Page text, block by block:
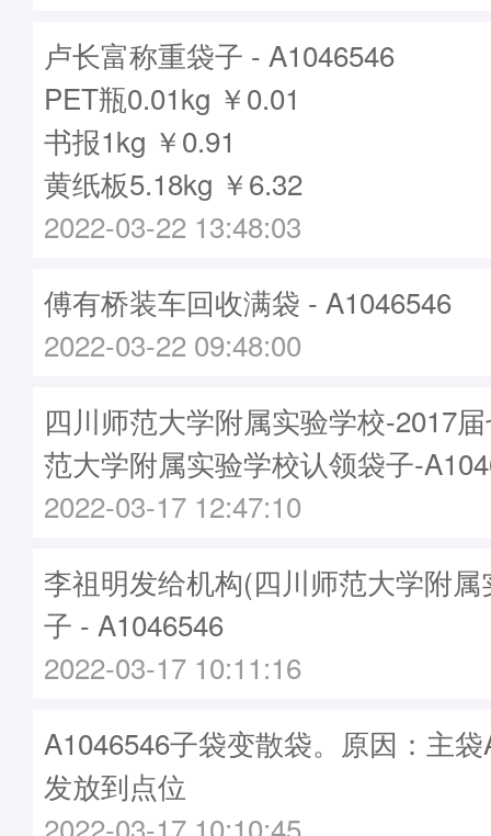
卢长富称重袋子 - A1046546
PET瓶0.01kg ￥0.01
书报1kg ￥0.91
黄纸板5.18kg ￥6.32
2022-03-22 13:48:03
傅有桥装车回收满袋 - A1046546
2022-03-22 09:48:00
四川师范大学附属实验学校-2017
范大学附属实验学校认领袋子-
2022-03-17 12:47:10
李祖明发给机构(四川师范大学附
子 - A1046546
2022-03-17 10:11:16
A1046546子袋变散袋。原因：主
发放到点位
2022-03-17 10:10:45